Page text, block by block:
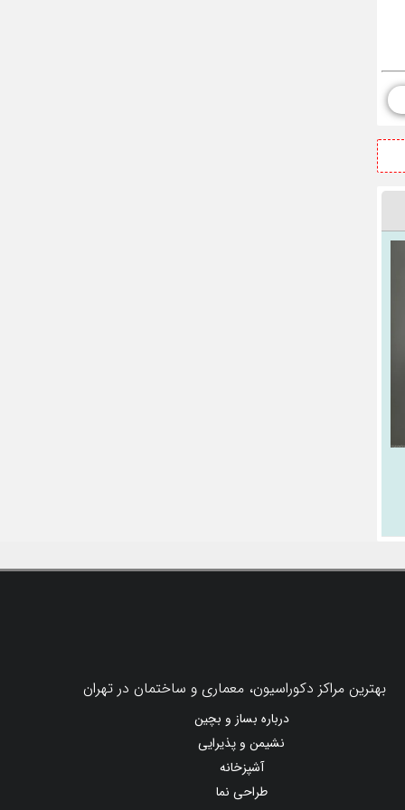
بهترین مراکز دکوراسیون، معماری و ساختمان در تهران
درباره بساز و بچین
نشیمن و پذیرایی
آشپزخانه
طراحی نما